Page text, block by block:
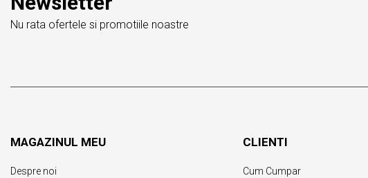
Nu rata ofertele si promotiile noastre
MAGAZINUL MEU
Despre noi
CLIENTI
Cum Cumpar